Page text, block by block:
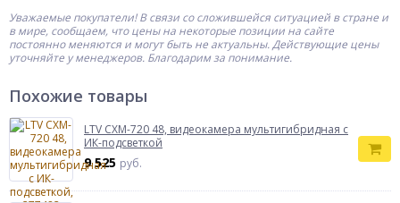
Уважаемые покупатели! В связи со сложившейся ситуацией в стране и
в мире, сообщаем, что цены на некоторые позиции на сайте
постоянно меняются и могут быть не актуальны. Действующие цены
уточняйте у менеджеров. Благодарим за понимание.
Похожие товары
LTV CXM-720 48, видеокамера мультигибридная с
ИК-подсветкой
9 525 руб.